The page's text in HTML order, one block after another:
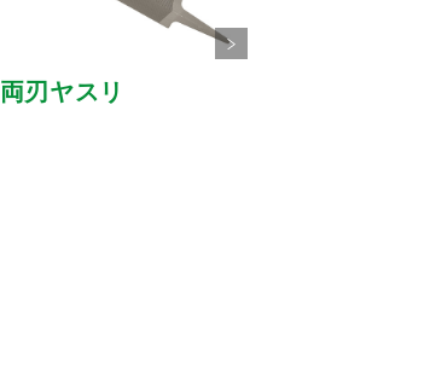
両刃ヤスリ